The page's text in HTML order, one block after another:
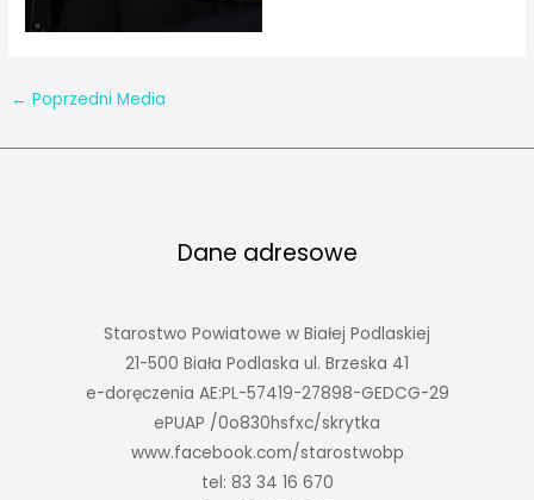
← Poprzedni Media
Dane adresowe
Starostwo Powiatowe w Białej Podlaskiej
21-500 Biała Podlaska ul. Brzeska 41
e-doręczenia AE:PL-57419-27898-GEDCG-29
ePUAP /0o830hsfxc/skrytka
www.facebook.com/starostwobp
tel: 83 34 16 670